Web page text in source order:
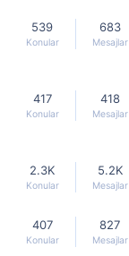
539
Konular
683
Mesajlar
417
Konular
418
Mesajlar
2.3K
Konular
5.2K
Mesajlar
407
Konular
827
Mesajlar